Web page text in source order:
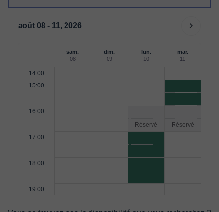
août 08 - 11, 2026
sam.
08
dim.
09
lun.
10
mar.
11
14:00
15:00
16:00
Réservé
Réservé
17:00
18:00
19:00